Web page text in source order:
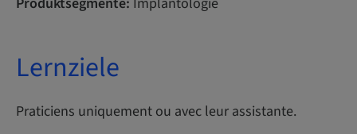
Lernziele
Praticiens uniquement ou avec leur assistante.